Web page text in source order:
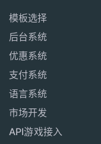
模板选择
后台系统
优惠系统
支付系统
语言系统
市场开发
API游戏接入